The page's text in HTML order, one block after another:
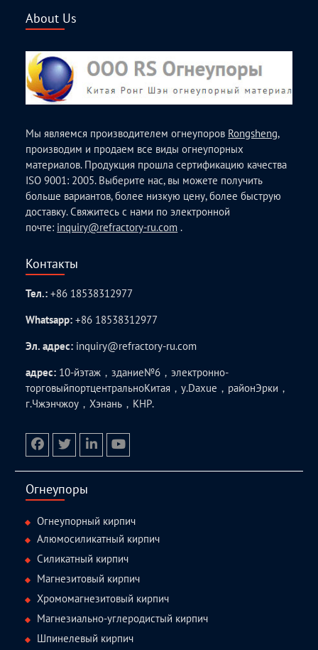
About Us
Мы являемся производителем огнеупоров Rongsheng,
производим и продаем все виды огнеупорных
материалов. Продукция прошла сертификацию качества
ISO 9001: 2005. Выберите нас, вы можете получить
больше вариантов, более низкую цену, более быструю
доставку. Свяжитесь с нами по электронной
почте: inquiry@refractory-ru.com .
Контакты
Тел.:+86 18538312977
Whatsapp:+86 18538312977
Эл. адрес: inquiry@refractory-ru.com
адрес: 10-йэтаж，здание№6，электронно-
торговыйпортцентральноКитая，у.Daxue，районЭрки，
г.Чжэнчжоу，Хэнань，КНР.
Огнеупоры
Огнеупорный кирпич
Алюмосиликатный кирпич
Силикатный кирпич
Магнезитовый кирпич
Хромомагнезитовый кирпич
Магнезиально-углеродистый кирпич
Шпинелевый кирпич